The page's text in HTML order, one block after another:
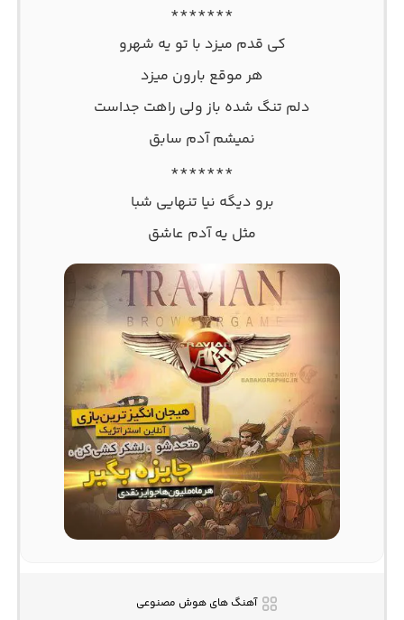
*******
کی قدم میزد با تو یه شهرو
هر موقع بارون میزد
دلم تنگ شده باز ولی راهت جداست
نمیشم آدم سابق
*******
برو دیگه نیا تنهایی شبا
مثل یه آدم عاشق
آهنگ های هوش مصنوعی